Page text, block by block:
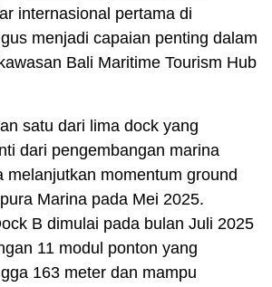
internasional pertama di
menjadi capaian penting dalam
Bali Maritime Tourism Hub
satu dari lima dock yang
dari pengembangan marina
melanjutkan momentum ground
Marina pada Mei 2025.
B dimulai pada bulan Juli 2025
11 modul ponton yang
163 meter dan mampu